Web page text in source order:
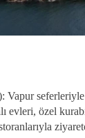
Vapur seferleriyle
evleri, özel